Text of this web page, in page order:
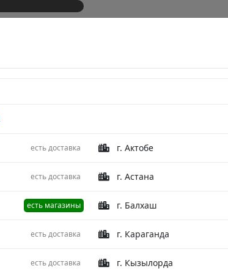
есть доставка г. Актобе
есть доставка г. Астана
есть магазины г. Балхаш
есть доставка г. Караганда
есть доставка г. Кызылорда
Ковер
Описание